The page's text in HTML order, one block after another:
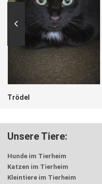
Trödel
Unsere Tiere:
Hunde im Tierheim
Katzen im Tierheim
Kleintiere im Tierheim